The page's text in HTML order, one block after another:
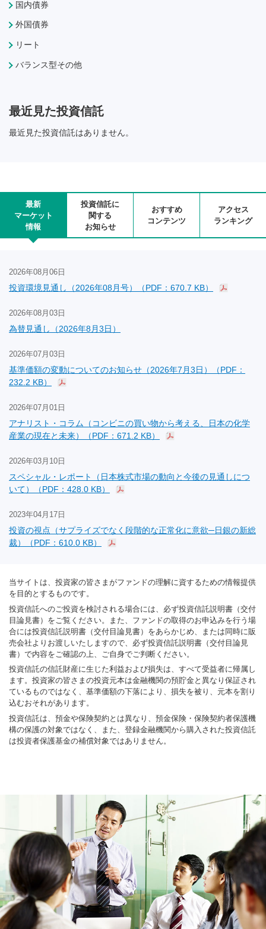
国内債券
外国債券
リート
バランス型その他
最近見た投資信託
最近見た投資信託はありません。
最新
マーケット
情報
投資信託に
関する
お知らせ
おすすめ
コンテンツ
アクセス
ランキング
2026年08月06日
投資環境見通し（2026年08月号）（PDF：670.7 KB）
2026年08月03日
為替見通し（2026年8月3日）
2026年07月03日
基準価額の変動についてのお知らせ（2026年7月3日）（PDF：
232.2 KB）
2026年07月01日
アナリスト・コラム（コンビニの買い物から考える、日本の化学
産業の現在と未来）（PDF：671.2 KB）
2026年03月10日
スペシャル・レポート（日本株式市場の動向と今後の見通しにつ
いて）（PDF：428.0 KB）
2023年04月17日
投資の視点（サプライズでなく段階的な正常化に意欲─日銀の新総
裁）（PDF：610.0 KB）
当サイトは、投資家の皆さまがファンドの理解に資するための情報提供
を目的とするものです。
投資信託へのご投資を検討される場合には、必ず投資信託説明書（交付
目論見書）をご覧ください。また、ファンドの取得のお申込みを行う場
合には投資信託説明書（交付目論見書）をあらかじめ、または同時に販
売会社よりお渡しいたしますので、必ず投資信託説明書（交付目論見
書）で内容をご確認の上、ご自身でご判断ください。
投資信託の信託財産に生じた利益および損失は、すべて受益者に帰属し
ます。投資家の皆さまの投資元本は金融機関の預貯金と異なり保証され
ているものではなく、基準価額の下落により、損失を被り、元本を割り
込むおそれがあります。
投資信託は、預金や保険契約とは異なり、預金保険・保険契約者保護機
構の保護の対象ではなく、また、登録金融機関から購入された投資信託
は投資者保護基金の補償対象ではありません。